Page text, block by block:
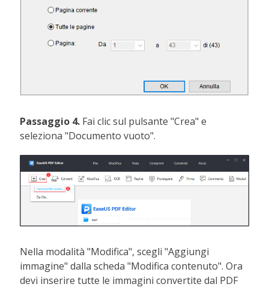
Passaggio 4. Fai clic sul pulsante "Crea" e
seleziona "Documento vuoto".
Nella modalità "Modifica", scegli "Aggiungi
immagine" dalla scheda "Modifica contenuto". Ora
devi inserire tutte le immagini convertite dal PDF